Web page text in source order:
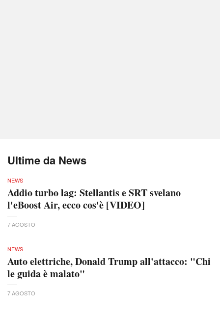
Ultime da News
NEWS
Addio turbo lag: Stellantis e SRT svelano
l'eBoost Air, ecco cos'è [VIDEO]
7 AGOSTO
NEWS
Auto elettriche, Donald Trump all'attacco: "Chi
le guida è malato"
7 AGOSTO